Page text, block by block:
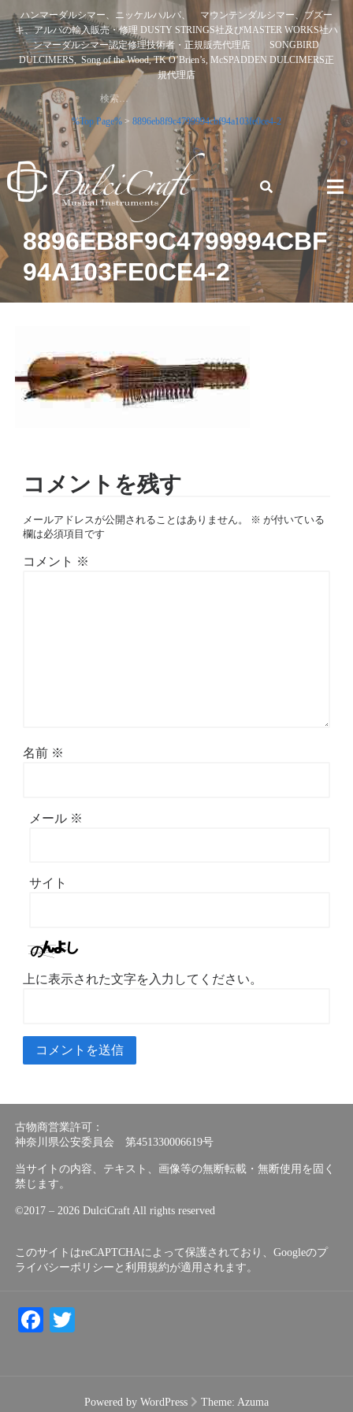
to
content
ハンマーダルシマー、ニッケルハルパ、 マウンテンダルシマー、ブズー
キ、アルパの輸入販売・修理 DUSTY STRINGS社及びMASTER WORKS社ハ
ンマーダルシマー認定修理技術者・正規販売代理店 SONGBIRD
DULCIMERS, Song of the Wood, TK O’Brien’s, McSPADDEN DULCIMERS正
規代理店
索:
%Top Page%> 8896eb8f9c4799994cbf94a103fe0ce4-2
ハンマーダルシマー、ニッケルハルパ、 マウンテンダルシ
マー、ブズーキ、アルパの輸入販売・修理 DUSTY STRINGS
社及びMASTER WORKS社ハンマーダルシマー認定修理技術
者・正規販売代理店 SONGBIRD DULCIMERS, SONG OF
THE WOOD, TK O’BRIEN’S, MCSPADDEN DULCIMERS正規
8896EB8F9C4799994CBF
94A103FE0CE4-2
コメントを残す
メールアドレスが公開されることはありません。 ※ が付いている
欄は必須項目です
コメント ※
名前 ※
メール ※
サイト
上に表示された文字を入力してください。
古物商営業許可：
神奈川県公安委員会 第451330006619号
当サイトの内容、テキスト、画像等の無断転載・無断使用を固く
禁じます。
©︎2017 – 2026 DulciCraft All rights reserved
このサイトはreCAPTCHAによって保護されており、Googleのプ
ライバシーポリシー と 利用規約が適用されます。
Facebook
Powered by WordPress Theme: Azuma